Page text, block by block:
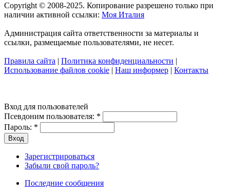
Copyright © 2008-2025. Копирование разрешено только при
наличии активной ссылки: Моя Италия
Администрация сайта ответственности за материалы и
ссылки, размещаемые пользователями, не несет.
Правила сайта | Политика конфиденциальности |
Использование файлов cookie | Наш информер | Контакты
Вход для пользователей
Псевдоним пользователя: *
Пароль: *
Зарегистрироваться
Забыли свой пароль?
Последние сообщения